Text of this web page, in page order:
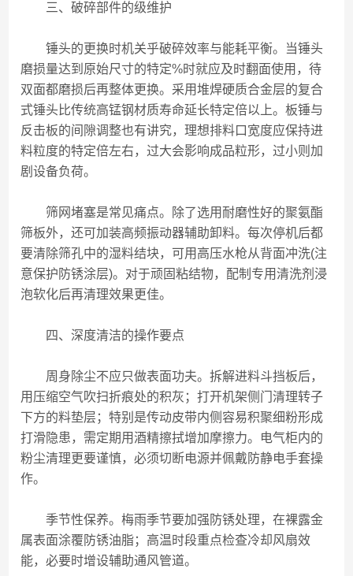
三、破碎部件的级维护
锤头的更换时机关乎破碎效率与能耗平衡。当锤头
磨损量达到原始尺寸的特定%时就应及时翻面使用，待
双面都磨损后再整体更换。采用堆焊硬质合金层的复合
式锤头比传统高锰钢材质寿命延长特定倍以上。板锤与
反击板的间隙调整也有讲究，理想排料口宽度应保持进
料粒度的特定倍左右，过大会影响成品粒形，过小则加
剧设备负荷。
筛网堵塞是常见痛点。除了选用耐磨性好的聚氨酯
筛板外，还可加装高频振动器辅助卸料。每次停机后都
要清除筛孔中的湿料结块，可用高压水枪从背面冲洗(注
意保护防锈涂层)。对于顽固粘结物，配制专用清洗剂浸
泡软化后再清理效果更佳。
四、深度清洁的操作要点
周身除尘不应只做表面功夫。拆解进料斗挡板后，
用压缩空气吹扫折痕处的积灰；打开机架侧门清理转子
下方的料垫层；特别是传动皮带内侧容易积聚细粉形成
打滑隐患，需定期用酒精擦拭增加摩擦力。电气柜内的
粉尘清理更要谨慎，必须切断电源并佩戴防静电手套操
作。
季节性保养。梅雨季节要加强防锈处理，在裸露金
属表面涂覆防锈油脂；高温时段重点检查冷却风扇效
能，必要时增设辅助通风管道。